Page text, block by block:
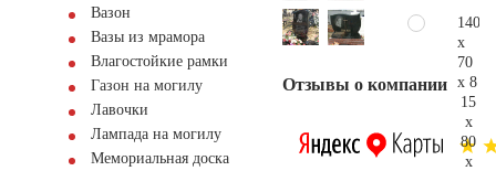
Вазон
Вазы из мрамора
Влагостойкие рамки
Газон на могилу
Лавочки
Лампада на могилу
Мемориальная доска
Отзывы о компании
140
x
70
x 8
15
x
80
x